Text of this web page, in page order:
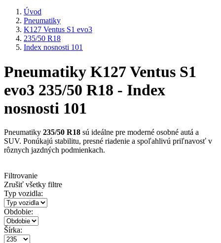
Úvod
Pneumatiky
K127 Ventus S1 evo3
235/50 R18
Index nosnosti 101
Pneumatiky K127 Ventus S1
evo3 235/50 R18 - Index
nosnosti 101
Pneumatiky 235/50 R18 sú ideálne pre moderné osobné autá a
SUV. Ponúkajú stabilitu, presné riadenie a spoľahlivú priľnavosť v
rôznych jazdných podmienkach.
Filtrovanie
Zrušiť všetky filtre
Typ vozidla:
Obdobie:
Šírka: